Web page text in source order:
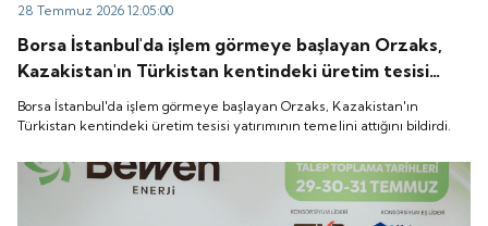
28 Temmuz 2026 12:05:00
Borsa İstanbul'da işlem görmeye başlayan Orzaks,
Kazakistan'ın Türkistan kentindeki üretim tesisi
yatırımının temelini attığını bildirdi.
Borsa İstanbul'da işlem görmeye başlayan Orzaks, Kazakistan'ın
Türkistan kentindeki üretim tesisi yatırımının temelini attığını bildirdi.